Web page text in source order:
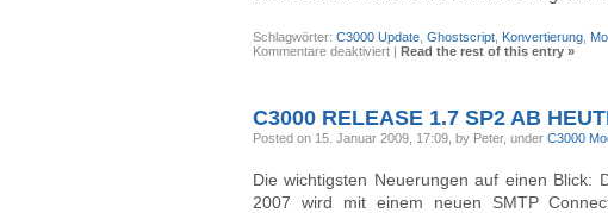
Schlagwörter: C3000 Update Ghostscript Konvertierung
Kommentare deaktiviertfür
Servicepack
2
| Read the rest of this entry »
C3000 RELEASE 1.7 SP2 AB
Posted on 15. Januar 2009, 17:09, by Peter, under C3000
Die wichtigsten Neuerungen auf einen Blick:
2007 wird mit einem neuen SMTP